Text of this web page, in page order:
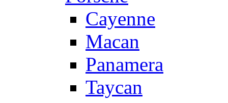
Cayenne
Macan
Panamera
Taycan